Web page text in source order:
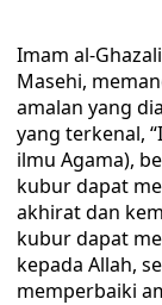
Imam al-
Masehi,
amalan yang
yang terkenal,
ilmu Agama),
kubur dapat
akhirat dan
kubur dapat
kepada Allah,
memperbaiki